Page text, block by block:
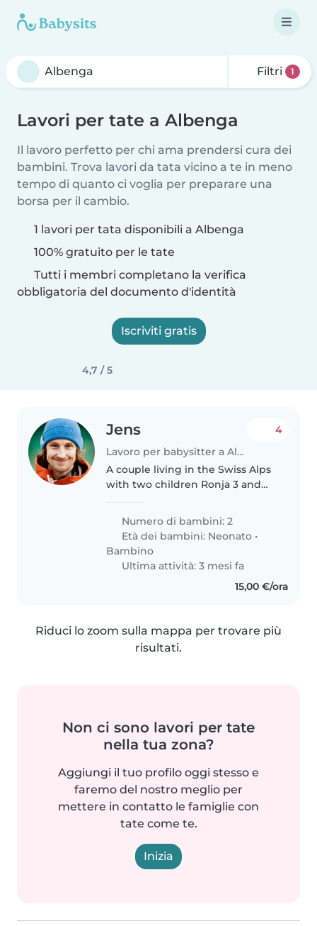
Filtri 1
Lavori per tate a Albenga
Il lavoro perfetto per chi ama prendersi cura dei
bambini. Trova lavori da tata vicino a te in meno
tempo di quanto ci voglia per preparare una
borsa per il cambio.
1 lavori per tata disponibili a Albenga
100% gratuito per le tate
Tutti i membri completano la verifica
obbligatoria del documento d'identità
Iscriviti gratis
4,7 / 5
Jens
Lavoro per babysitter a Albenga
4
A couple living in the Swiss Alps
with two children Ronja 3 and
Numero di bambini: 2
Età dei bambini: Neonato •
Bambino
Ultima attività: 3 mesi fa
15,00 €/ora
Riduci lo zoom sulla mappa per trovare più
risultati.
Non ci sono lavori per tate
nella tua zona?
Aggiungi il tuo profilo oggi stesso e
faremo del nostro meglio per
mettere in contatto le famiglie con
tate come te.
Inizia